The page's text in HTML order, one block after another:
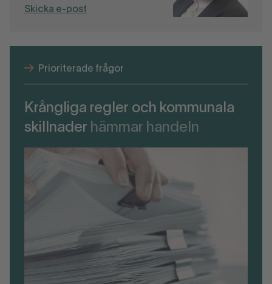
Skicka e-post
Prioriterade frågor
Krångliga regler och kommunala
skillnader hämmar handeln